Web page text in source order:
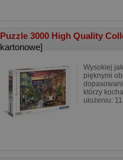
Puzzle 3000 High Quality
kartonowe]
Wysokiej
pięknymi
którzy
ułożeniu: